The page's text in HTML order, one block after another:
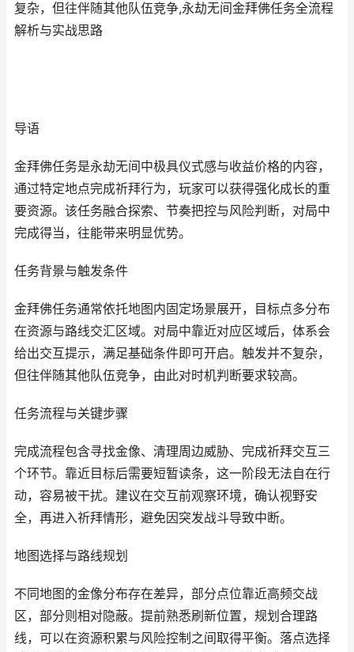
复杂，但往伴随其他队伍竞争,永劫无间金拜佛任务全流程
解析与实战思路
导语
金拜佛任务是永劫无间中极具仪式感与收益价格的内容，
通过特定地点完成祈拜行为，玩家可以获得强化成长的重
要资源。该任务融合探索、节奏把控与风险判断，对局中
完成得当，往能带来明显优势。
任务背景与触发条件
金拜佛任务通常依托地图内固定场景展开，目标点多分布
在资源与路线交汇区域。对局中靠近对应区域后，体系会
给出交互提示，满足基础条件即可开启。触发并不复杂，
但往伴随其他队伍竞争，由此对时机判断要求较高。
任务流程与关键步骤
完成流程包含寻找金像、清理周边威胁、完成祈拜交互三
个环节。靠近目标后需要短暂读条，这一阶段无法自在行
动，容易被干扰。建议在交互前观察环境，确认视野安
全，再进入祈拜情形，避免因突发战斗导致中断。
地图选择与路线规划
不同地图的金像分布存在差异，部分点位靠近高频交战
区，部分则相对隐蔽。提前熟悉刷新位置，规划合理路
线，可以在资源积累与风险控制之间取得平衡。落点选择